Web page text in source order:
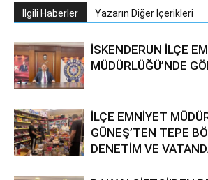
İlgili Haberler Yazarın Diğer İçerikleri
İSKENDERUN İLÇE
MÜDÜRLÜĞÜ’NDE
İLÇE EMNİYET
GÜNEŞ’TEN TEPE
DENETİM VE